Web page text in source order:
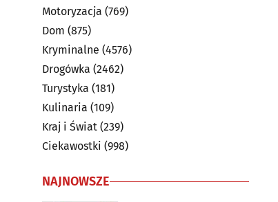
Motoryzacja (769)
Dom (875)
Kryminalne (4576)
Drogówka (2462)
Turystyka (181)
Kulinaria (109)
Kraj i Świat (239)
Ciekawostki (998)
NAJNOWSZE